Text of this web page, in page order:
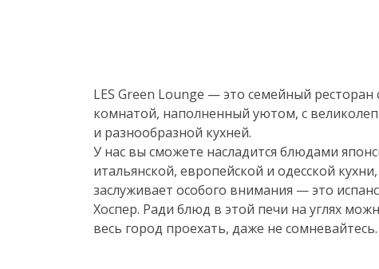
LES Green Lounge — это семейный ресторан
комнатой, наполненный уютом, с
и разнообразной кухней.
У нас вы сможете насладится блюдами
итальянской, европейской и одесской
заслуживает особого внимания — это
Хоспер. Ради блюд в этой печи на углях
весь город проехать, даже не сомневайтесь.